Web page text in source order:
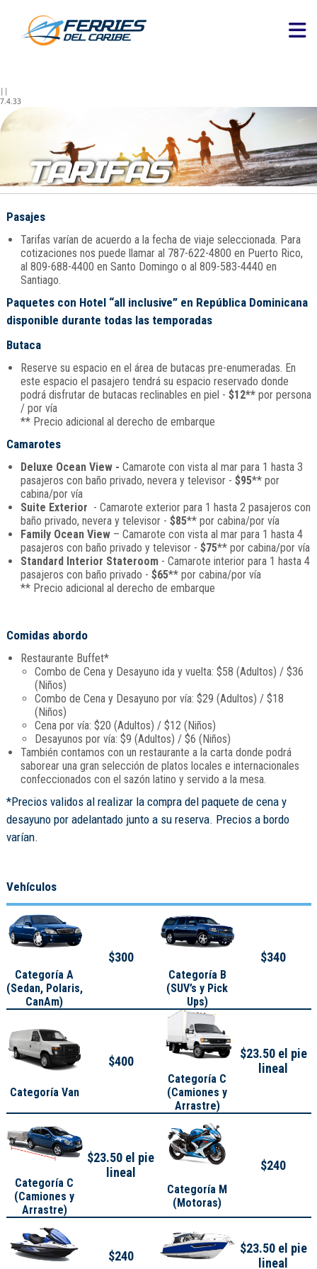
||
7.4.33
TARIFAS
Pasajes
Tarifas varían de acuerdo a la fecha de viaje seleccionada. Para
cotizaciones nos puede llamar al 787-622-4800 en Puerto Rico,
al 809-688-4400 en Santo Domingo o al 809-583-4440 en
Santiago.
Paquetes con Hotel “all inclusive” en República Dominicana
disponible durante todas las temporadas
Butaca
Reserve su espacio en el área de butacas pre-enumeradas. En
este espacio el pasajero tendrá su espacio reservado donde
podrá disfrutar de butacas reclinables en piel - $12**por persona
/ por vía
** Precio adicional al derecho de embarque
Camarotes
Deluxe Ocean View - Camarote con vista al mar para 1 hasta 3
pasajeros con baño privado, nevera y televisor - $95** por
cabina/por vía
Suite Exterior - Camarote exterior para 1 hasta 2 pasajeros con
baño privado, nevera y televisor - $85** por cabina/por vía
Family Ocean View– Camarote con vista al mar para 1 hasta 4
pasajeros con baño privado y televisor - $75** por cabina/por vía
Standard Interior Stateroom- Camarote interior para 1 hasta 4
pasajeros con baño privado - $65** por cabina/por vía
** Precio adicional al derecho de embarque
Comidas abordo
Restaurante Buffet*
Combo de Cena y Desayuno ida y vuelta: $58 (Adultos) / $36
(Niños)
Combo de Cena y Desayuno por vía: $29 (Adultos) / $18
(Niños)
Cena por vía: $20 (Adultos) / $12 (Niños)
Desayunos por vía: $9 (Adultos) / $6 (Niños)
También contamos con un restaurante a la carta donde podrá
saborear una gran selección de platos locales e internacionales
confeccionados con el sazón latino y servido a la mesa.
*Precios validos al realizar la compra del paquete de cena y
desayuno por adelantado junto a su reserva. Precios a bordo
varían.
Vehículos
Categoría A
(Sedan, Polaris,
CanAm)
$300
Categoría B
(SUV’s y Pick
Ups)
$340
Categoría Van
$400
Categoría C
(Camiones y
Arrastre)
$23.50 el pie
lineal
Categoría C
(Camiones y
Arrastre)
$23.50 el pie
lineal
Categoría M
(Motoras)
$240
$240
$23.50 el pie
lineal